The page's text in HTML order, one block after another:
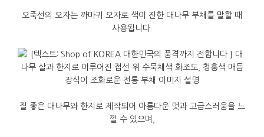
오죽선의 오자는 까마귀 오자로 색이 진한 대나무 부채를 말할 때
사용됩니다.
질 좋은 대나무와 한지로 제작되어 아름다운 멋과 고급스러움을 느
낄 수 있으며